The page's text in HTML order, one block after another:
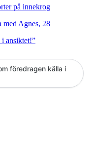
på innekrog
med Agnes, 28
ansiktet!”
föredragen källa i